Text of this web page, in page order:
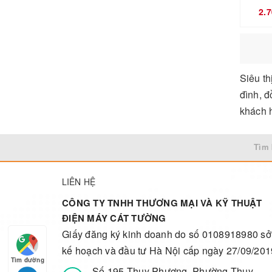
Quạt mát âm trần
Gạo
sưởi
BOSCH
Saiko
Karofi
Siêu
đình,
khách
Tìm
LIÊN HỆ
CÔNG TY TNHH THƯƠNG MẠI VÀ KỸ THUẬT
ĐIỆN MÁY CÁT TƯỜNG
Giấy đăng ký kinh doanh do số 0108918980 sở
kế hoạch và đầu tư Hà Nội cấp ngày 27/09/
Tìm đường